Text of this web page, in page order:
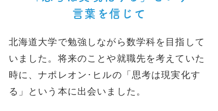
言葉を信じて
北海道大学で勉強しながら数学科を目指して
いました。将来のことや就職先を考えていた
時に、ナポレオン･ヒルの「思考は現実化す
る」という本に出会いました。